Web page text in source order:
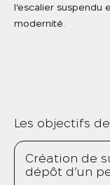
l’escalier
modernité.
Les objectifs
Création de
dépôt d’un